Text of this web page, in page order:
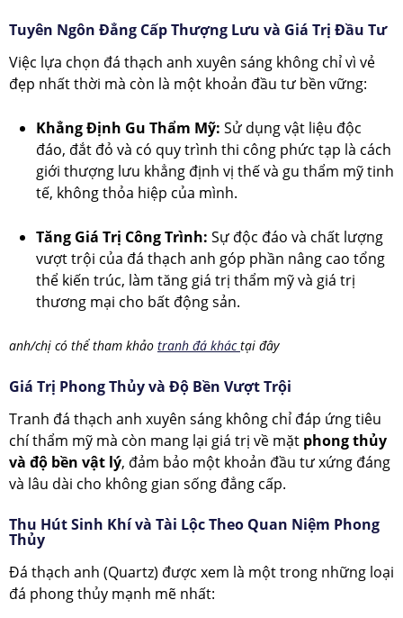
Tuyên Ngôn Đẳng Cấp Thượng Lưu và Giá Trị Đầu Tư
Việc lựa chọn đá thạch anh xuyên sáng không chỉ vì vẻ
đẹp nhất thời mà còn là một khoản đầu tư bền vững:
Khẳng Định Gu Thẩm Mỹ: Sử dụng vật liệu độc
đáo, đắt đỏ và có quy trình thi công phức tạp là cách
giới thượng lưu khẳng định vị thế và gu thẩm mỹ tinh
tế, không thỏa hiệp của mình.
Tăng Giá Trị Công Trình: Sự độc đáo và chất lượng
vượt trội của đá thạch anh góp phần nâng cao tổng
thể kiến trúc, làm tăng giá trị thẩm mỹ và giá trị
thương mại cho bất động sản.
anh/chị có thể tham khảo tranh đá kháctại đây
Giá Trị Phong Thủy và Độ Bền Vượt Trội
Tranh đá thạch anh xuyên sáng không chỉ đáp ứng tiêu
chí thẩm mỹ mà còn mang lại giá trị về mặt phong thủy
và độ bền vật lý, đảm bảo một khoản đầu tư xứng đáng
và lâu dài cho không gian sống đẳng cấp.
Thu Hút Sinh Khí và Tài Lộc Theo Quan Niệm Phong
Thủy
Đá thạch anh (Quartz) được xem là một trong những loại
đá phong thủy mạnh mẽ nhất: